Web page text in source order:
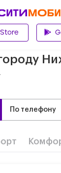
По телефону